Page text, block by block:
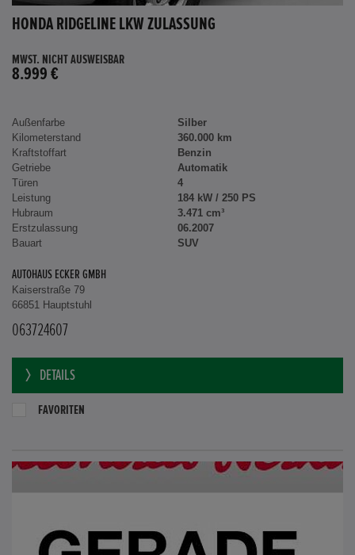
HONDA RIDGELINE LKW ZULASSUNG
MWST. NICHT AUSWEISBAR
8.999 €
Außenfarbe
Silber
Kilometerstand
360.000 km
Kraftstoffart
Benzin
Getriebe
Automatik
Türen
4
Leistung
184 kW / 250 PS
Hubraum
3.471 cm³
Erstzulassung
06.2007
Bauart
SUV
AUTOHAUS ECKER GMBH
Kaiserstraße 79
66851 Hauptstuhl
063724607
DETAILS
FAVORITEN